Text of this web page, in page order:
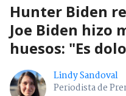
Hunter Biden
Joe Biden hizo
huesos: "Es
Lindy Sandoval
Periodista de